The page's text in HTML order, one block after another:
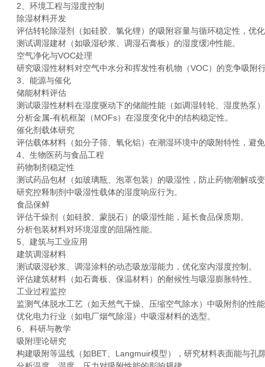
2、环境工程与湿度控制
除湿材料开发
评估转轮除湿剂（如硅胶、氯化锂）的吸附容量与循环稳定性，优
测试调湿建材（如吸湿砂浆、调湿石膏板）的湿度缓冲性能。
空气净化与VOC处理
研究吸湿性材料对空气中水分和挥发性有机物（VOC）的竞争吸附
3、能源与催化
储能材料评估
测试吸湿性材料在湿度驱动下的储能性能（如调湿转轮、湿度热泵
分析金属-有机框架（MOFs）在湿度变化中的结构稳定性。
催化剂载体研究
评估载体材料（如分子筛、氧化铝）在潮湿环境中的吸附特性，避
4、生物医药与食品工程
药物制剂稳定性
测试药品包材（如玻璃瓶、泡罩包装）的吸湿性，防止药物潮解或
研究控释制剂中吸湿性载体的湿度响应行为。
食品保鲜
评估干燥剂（如硅胶、蒙脱石）的吸湿性能，延长食品保质期。
分析包装材料对环境湿度的阻隔性能。
5、建筑与工业应用
建筑调湿材料
测试吸湿砂浆、调湿涂料的动态吸放湿能力，优化室内湿度控制。
评估建筑材料（如石膏板、保温材料）的耐候性与吸湿膨胀特性。
工业过程监控
监测气体脱水工艺（如天然气干燥、压缩空气除水）中吸附剂的性
优化电力行业（如电厂烟气除湿）中吸湿材料的选型。
6、科研与教学
吸附理论研究
构建吸附等温线（如BET、Langmuir模型），研究材料表面能与孔